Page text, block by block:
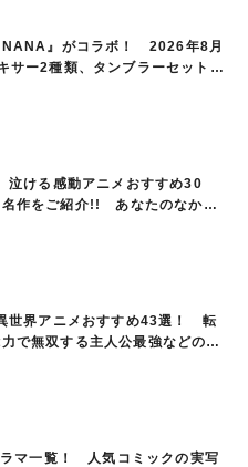
NANA』がコラボ！ 2026年8月
サー2種類、タンブラーセットな
泣ける感動アニメおすすめ30
作をご紹介!! あなたのなかの
世界アニメおすすめ43選！ 転
で無双する主人公最強などの人
マ一覧！ 人気コミックの実写